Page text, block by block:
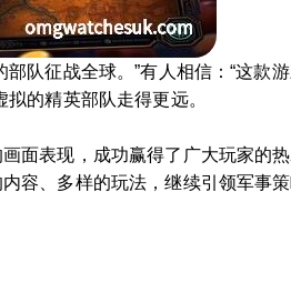
队征战全球。”有人相信：“这款
的精英部队走得更远。
面表现，成功赢得了广大玩家的
容、多样的玩法，继续引领军事策